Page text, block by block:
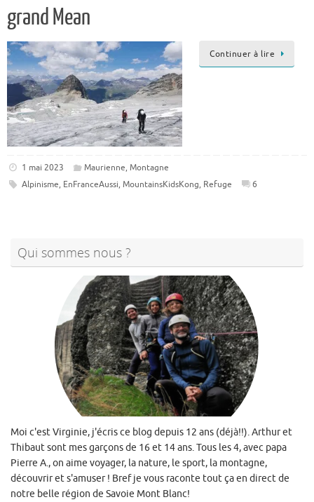
grand Mean
Continuer à lire
1 mai 2023 Maurienne,Montagne
Alpinisme, EnFranceAussi, MountainsKidsKong, Refuge 6
Qui sommes nous ?
Moi c'est Virginie, j'écris ce blog depuis 12 ans (déjà!!). Arthur et
Thibaut sont mes garçons de 16 et 14 ans. Tous les 4, avec papa
Pierre A., on aime voyager, la nature, le sport, la montagne,
découvrir et s'amuser ! Bref je vous raconte tout ça en direct de
notre belle région de Savoie Mont Blanc!